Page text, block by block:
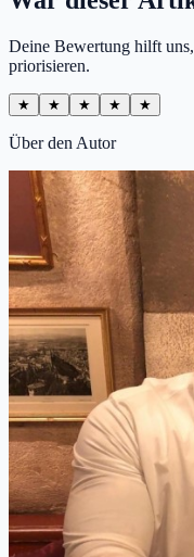
Deine Bewertung hilft
priorisieren.
★ ★ ★ ★ ★
Über den Autor